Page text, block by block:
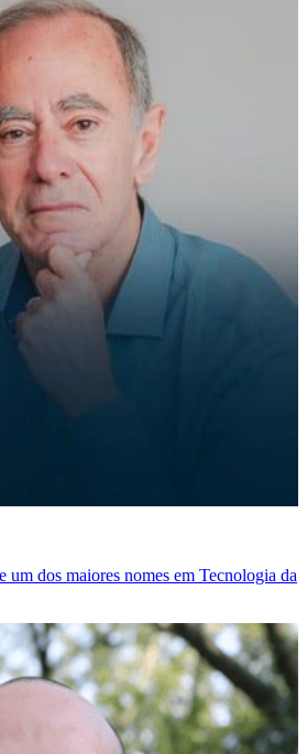
um dos maiores nomes em Tecnologia da